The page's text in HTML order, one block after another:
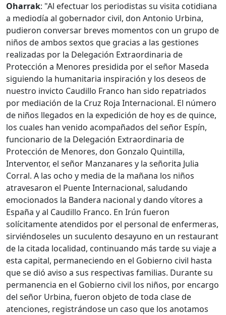
Oharrak: "Al efectuar los periodistas su visita cotidiana
a mediodía al gobernador civil, don Antonio Urbina,
pudieron conversar breves momentos con un grupo de
niños de ambos sextos que gracias a las gestiones
realizadas por la Delegación Extraordinaria de
Protección a Menores presidida por el señor Maseda
siguiendo la humanitaria inspiración y los deseos de
nuestro invicto Caudillo Franco han sido repatriados
por mediación de la Cruz Roja Internacional. El número
de niños llegados en la expedición de hoy es de quince,
los cuales han venido acompañados del señor Espín,
funcionario de la Delegación Extraordinaria de
Protección de Menores, don Gonzalo Quintilla,
Interventor, el señor Manzanares y la señorita Julia
Corral. A las ocho y media de la mañana los niños
atravesaron el Puente Internacional, saludando
emocionados la Bandera nacional y dando vítores a
España y al Caudillo Franco. En Irún fueron
solícitamente atendidos por el personal de enfermeras,
sirviéndoseles un suculento desayuno en un restaurant
de la citada localidad, continuando más tarde su viaje a
esta capital, permaneciendo en el Gobierno civil hasta
que se dió aviso a sus respectivas familias. Durante su
permanencia en el Gobierno civil los niños, por encargo
del señor Urbina, fueron objeto de toda clase de
atenciones, registrándose un caso que los anotamos